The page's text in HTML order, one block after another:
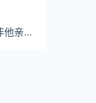
他亲